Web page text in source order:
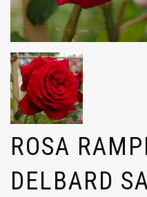
ROSA
DELBARD